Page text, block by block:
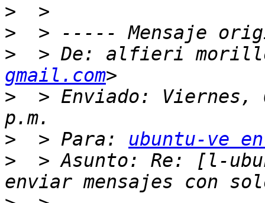
>
>
>
> De: alfieri
gmail.com
>
> Enviado: Viernes,
>
  > Para:
ubuntu-ve
>
> Asunto: Re: [l-